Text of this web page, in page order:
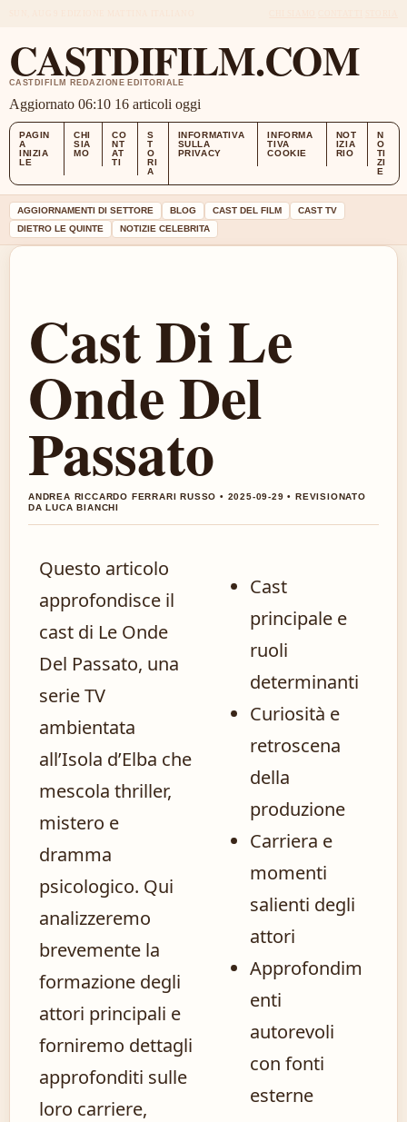
CASTDIFILM.COM
CASTDIFILM REDAZIONE EDITORIALE
Aggiornato 06:10 16 articoli oggi
PAGIN
A
INIZIA
LE
CHI
SIA
MO
CO
NT
AT
TI
S
T
O
RI
A
INFORMATIVA
SULLA
PRIVACY
INFORMA
TIVA
COOKIE
NOT
IZIA
RIO
N
O
TI
ZI
E
AGGIORNAMENTI DI SETTORE BLOG CAST DEL FILM
CAST TV
DIETRO LE QUINTE
NOTIZIE CELEBRITA
Cast Di Le
Onde Del
Passato
ANDREA RICCARDO FERRARI RUSSO • 2025-09-29 • REVISIONATO
DA LUCA BIANCHI
Questo articolo
approfondisce il
cast di Le Onde
Del Passato, una
serie TV
ambientata
all’Isola d’Elba che
mescola thriller,
mistero e
dramma
psicologico. Qui
analizzeremo
brevemente la
formazione degli
attori principali e
forniremo dettagli
approfonditi sulle
loro carriere,
Cast
principale e
ruoli
determinanti
Curiosità e
retroscena
della
produzione
Carriera e
momenti
salienti degli
attori
Approfondim
enti
autorevoli
con fonti
esterne